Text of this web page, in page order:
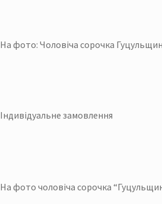
На фото: Чоловіча сорочка
Індивідуальне замовлення
На фото чоловіча сорочка